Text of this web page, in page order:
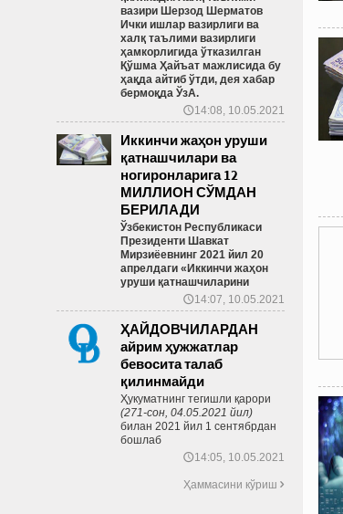
вазири Шерзод Шерматов
Ички ишлар вазирлиги ва
халқ таълими вазирлиги
ҳамкорлигида ўтказилган
Қўшма Ҳайъат мажлисида бу
ҳақда айтиб ўтди, дея хабар
бермоқда ЎзА.
🕔14:08, 10.05.2021
Иккинчи жаҳон уруши
қатнашчилари ва
ногиронларига 12
МИЛЛИОН СЎМДАН
БЕРИЛАДИ
Ўзбекистон Республикаси
Президенти Шавкат
Мирзиёевнинг 2021 йил 20
апрелдаги «Иккинчи жаҳон
уруши қатнашчиларини
🕔14:07, 10.05.2021
ҲАЙДОВЧИЛАРДАН
айрим ҳужжатлар
бевосита талаб
қилинмайди
Ҳукуматнинг тегишли қарори
(271-сон, 04.05.2021 йил)
билан 2021 йил 1 сентябрдан
бошлаб
🕔14:05, 10.05.2021
Ҳаммасини кўриш 